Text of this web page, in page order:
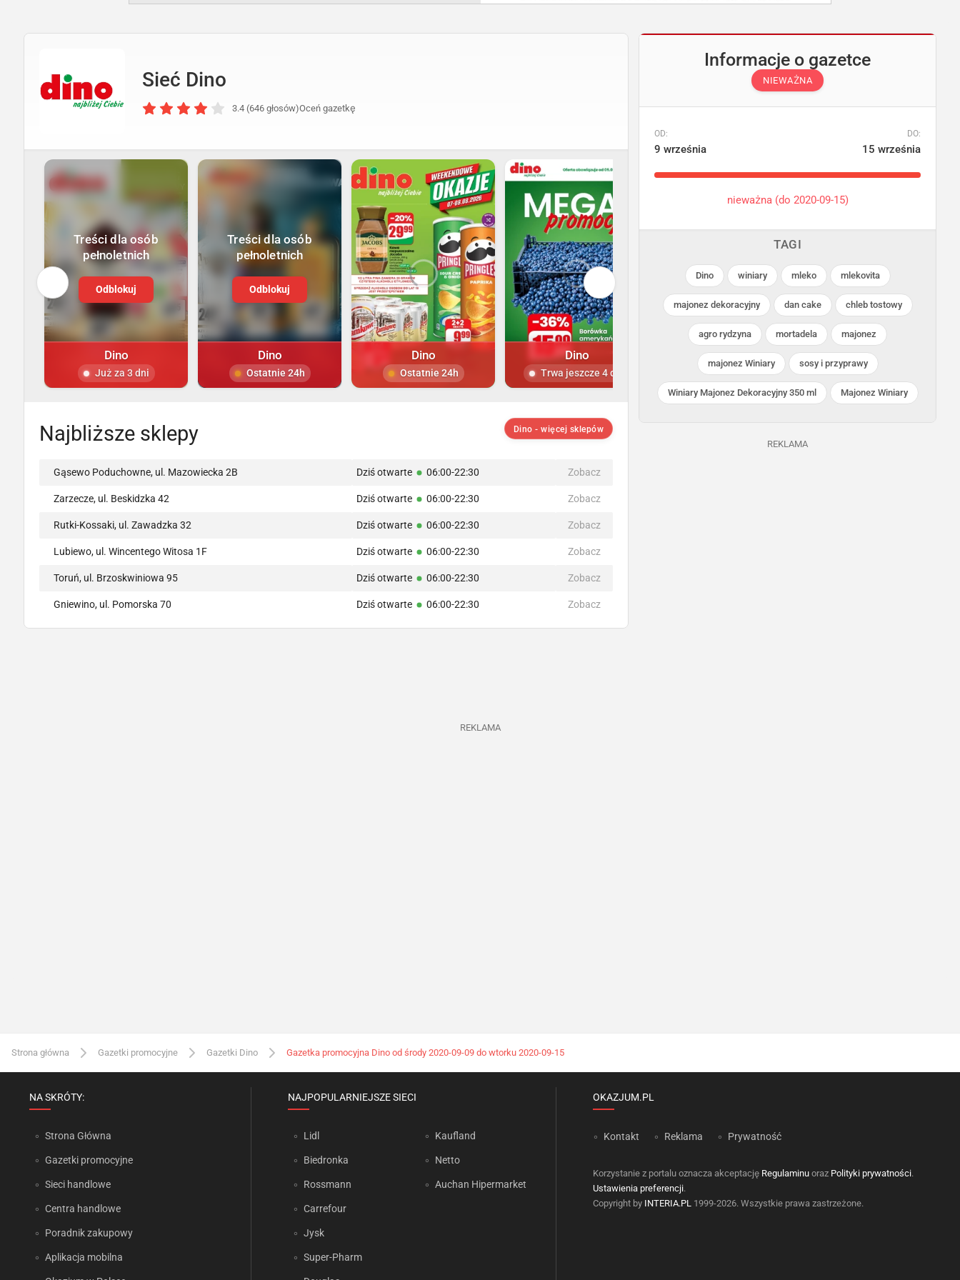
Sieć Dino
3.4 (646 głosów)Oceń gazetkę
Treści dla osób
pełnoletnich
Odblokuj
Dino
Już za 3 dni
Treści dla osób
pełnoletnich
Odblokuj
Dino
Ostatnie 24h
Dino
Ostatnie 24h
Dino
Trwa jeszcze 4 dni
Dino
Trwa jeszcze 4 dni
Podobne gazetki
Najbliższe sklepy Dino - więcej sklepów
Gąsewo Poduchowne, ul. Mazowiecka 2B Dziś otwarte 06:00-22:30 Zobacz
Zarzecze, ul. Beskidzka 42 Dziś otwarte 06:00-22:30 Zobacz
Rutki-Kossaki, ul. Zawadzka 32 Dziś otwarte 06:00-22:30 Zobacz
Lubiewo, ul. Wincentego Witosa 1F Dziś otwarte 06:00-22:30 Zobacz
Toruń, ul. Brzoskwiniowa 95 Dziś otwarte 06:00-22:30 Zobacz
Gniewino, ul. Pomorska 70 Dziś otwarte 06:00-22:30 Zobacz
Informacje o gazetce
NIEWAŻNA
OD:
9 września
DO:
15 września
nieważna (do 2020-09-15)
TAGI
Dino winiary mleko mlekovita
majonez dekoracyjny dan cake chleb tostowy
agro rydzyna mortadela majonez
majonez Winiary sosy i przyprawy
Winiary Majonez Dekoracyjny 350 ml Majonez Winiary
REKLAMA
REKLAMA
Strona główna Gazetki promocyjne Gazetki Dino Gazetka promocyjna Dino od środy 2020-09-09 do wtorku 2020-09-15
NA SKRÓTY:
Strona Główna
Gazetki promocyjne
Sieci handlowe
Centra handlowe
Poradnik zakupowy
Aplikacja mobilna
NAJPOPULARNIEJSZE SIECI
Lidl
Biedronka
Rossmann
Carrefour
Jysk
Super-Pharm
Kaufland
Netto
Auchan Hipermarket
OKAZJUM.PL
Kontakt Reklama Prywatność
Korzystanie z portalu oznacza akceptację Regulaminu oraz Polityki prywatności.
Ustawienia preferencji.
Copyright by INTERIA.PL 1999-2026. Wszystkie prawa zastrzeżone.